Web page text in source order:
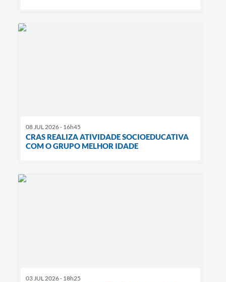
08 JUL 2026 - 16h45
CRAS REALIZA ATIVIDADE SOCIOEDUCATIVA
COM O GRUPO MELHOR IDADE
03 JUL 2026 - 18h25